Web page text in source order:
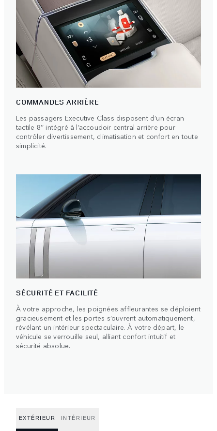
COMMANDES ARRIÈRE
Les passagers Executive Class disposent d’un écran
tactile 8’’ intégré à l’accoudoir central arrière pour
contrôler divertissement, climatisation et confort en toute
simplicité.
SÉCURITÉ ET FACILITÉ
À votre approche, les poignées affleurantes se déploient
gracieusement et les portes s’ouvrent automatiquement,
révélant un intérieur spectaculaire. À votre départ, le
véhicule se verrouille seul, alliant confort intuitif et
sécurité absolue.
EXTÉRIEUR INTÉRIEUR